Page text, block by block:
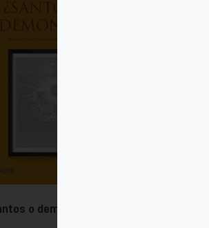
o demonios?